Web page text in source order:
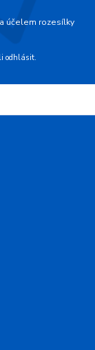
účelem rozesílky
odhlásit.